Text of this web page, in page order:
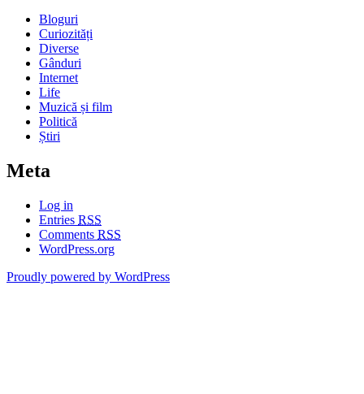
Bloguri
Curiozități
Diverse
Gânduri
Internet
Life
Muzică și film
Politică
Știri
Meta
Log in
Entries RSS
Comments RSS
WordPress.org
Proudly powered by WordPress